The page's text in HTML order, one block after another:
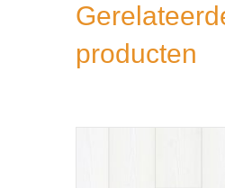
producten